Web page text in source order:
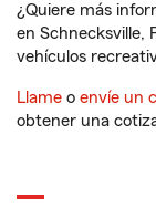
¿Quiere más
en Schnecksville,
vehículos
Llame o envíe un
obtener una